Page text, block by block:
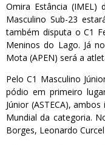
Omira Estância (IMEL)
Masculino Sub-23
também disputa o C1
Meninos do Lago. Já
Mota (APEN) será a
Pelo C1 Masculino
pódio em primeiro
Júnior (ASTECA),
Mundial da categoria.
Borges, Leonardo